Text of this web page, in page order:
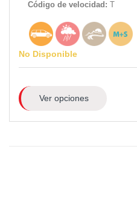
Código de velocidad: T
No Disponible
Ver opciones